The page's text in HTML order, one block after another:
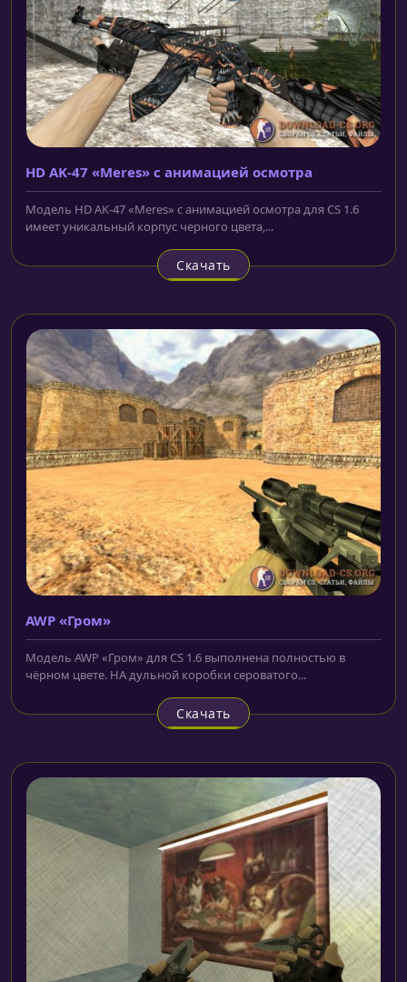
HD AK-47 «Meres» с анимацией осмотра
Модель HD AK-47 «Meres» с анимацией осмотра для CS 1.6
имеет уникальный корпус черного цвета,...
Скачать
AWP «Гром»
Модель AWP «Гром» для CS 1.6 выполнена полностью в
чёрном цвете. НА дульной коробки сероватого...
Скачать